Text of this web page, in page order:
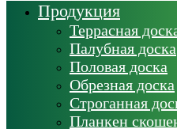
Продукция
Террасная
Палубная доска
Половая доска
Обрезная доска
Строганная
Планкен